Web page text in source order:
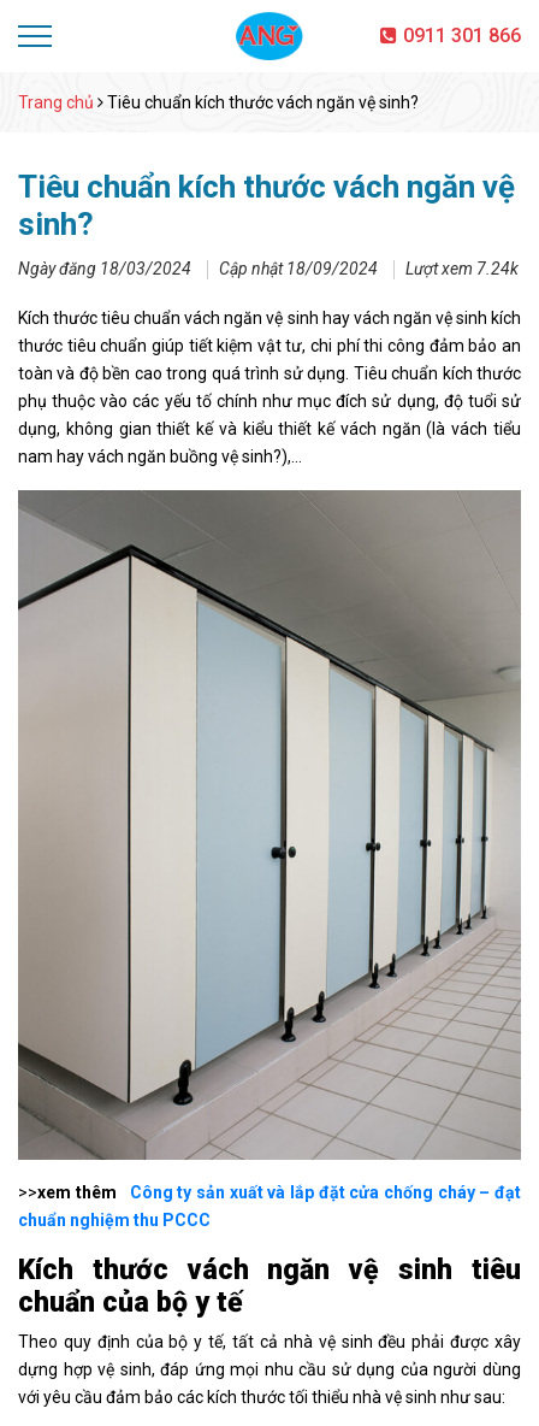
0911 301 866
Trang chủ Tiêu chuẩn kích thước vách ngăn vệ sinh?
Tiêu chuẩn kích thước vách ngăn vệ
sinh?
Ngày đăng 18/03/2024 Cập nhật 18/09/2024 Lượt xem 7.24k
Kích thước tiêu chuẩn vách ngăn vệ sinh hay vách ngăn vệ sinh kích
thước tiêu chuẩn giúp tiết kiệm vật tư, chi phí thi công đảm bảo an
toàn và độ bền cao trong quá trình sử dụng. Tiêu chuẩn kích thước
phụ thuộc vào các yếu tố chính như mục đích sử dụng, độ tuổi sử
dụng, không gian thiết kế và kiểu thiết kế vách ngăn (là vách tiểu
nam hay vách ngăn buồng vệ sinh?),…
>>xem thêm
Công ty sản xuất và lắp đặt cửa chống cháy – đạt
chuẩn nghiệm thu PCCC
Kích thước vách ngăn vệ sinh tiêu
chuẩn của bộ y tế
Theo quy định của bộ y tế, tất cả nhà vệ sinh đều phải được xây
dựng hợp vệ sinh, đáp ứng mọi nhu cầu sử dụng của người dùng
với yêu cầu đảm bảo các kích thước tối thiểu nhà vệ sinh như sau: